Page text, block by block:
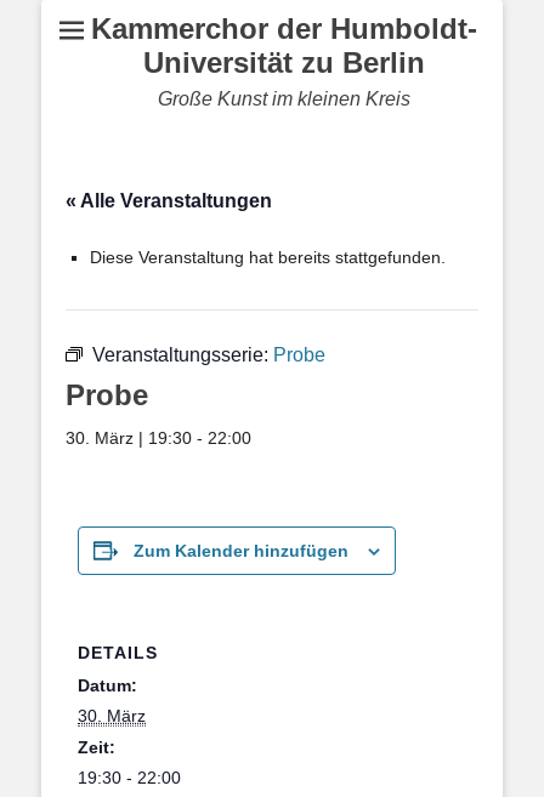
Kammerchor der Humboldt-
Universität zu Berlin
Große Kunst im kleinen Kreis
« Alle Veranstaltungen
Diese Veranstaltung hat bereits stattgefunden.
Veranstaltungsserie: Probe
Probe
30. März | 19:30 - 22:00
Zum Kalender hinzufügen
DETAILS
Datum:
30. März
Zeit:
19:30 - 22:00